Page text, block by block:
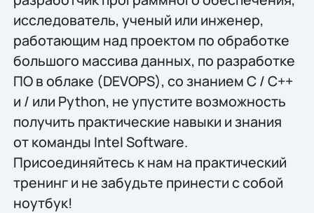
исследователь, ученый или инженер,
работающим над проектом по обработке
большого массива данных, по разработке
ПО в облаке (DEVOPS), со знанием C / C++
и / или Python, не упустите возможность
получить практические навыки и знания
от команды Intel Software.
Присоединяйтесь к нам на практический
тренинг и не забудьте принести с собой
ноутбук!